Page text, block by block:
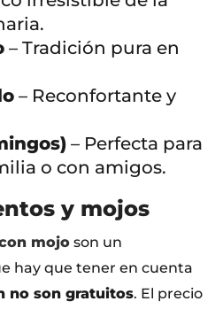
– Tradición pura en
– Reconfortante y
– Perfecta para
o con amigos.
y mojos
mojo son un
hay que tener en cuenta
no son gratuitos. El precio